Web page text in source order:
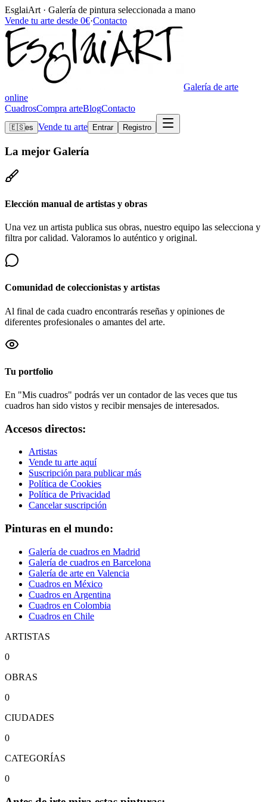
EsglaiArt · Galería de pintura seleccionada a mano
Vende tu arte desde 0€·Contacto
Galería de arte
online
CuadrosCompra arteBlogContacto
🇪🇸es Vende tu arte Entrar Registro
La mejor Galería
Elección manual de artistas y obras
Una vez un artista publica sus obras, nuestro equipo las selecciona y
filtra por calidad. Valoramos lo auténtico y original.
Comunidad de coleccionistas y artistas
Al final de cada cuadro encontrarás reseñas y opiniones de
diferentes profesionales o amantes del arte.
Tu portfolio
En "Mis cuadros" podrás ver un contador de las veces que tus
cuadros han sido vistos y recibir mensajes de interesados.
Accesos directos:
Artistas
Vende tu arte aquí
Suscripción para publicar más
Política de Cookies
Política de Privacidad
Cancelar suscripción
Pinturas en el mundo:
Galería de cuadros en Madrid
Galería de cuadros en Barcelona
Galería de arte en Valencia
Cuadros en México
Cuadros en Argentina
Cuadros en Colombia
Cuadros en Chile
ARTISTAS
0
OBRAS
0
CIUDADES
0
CATEGORÍAS
0